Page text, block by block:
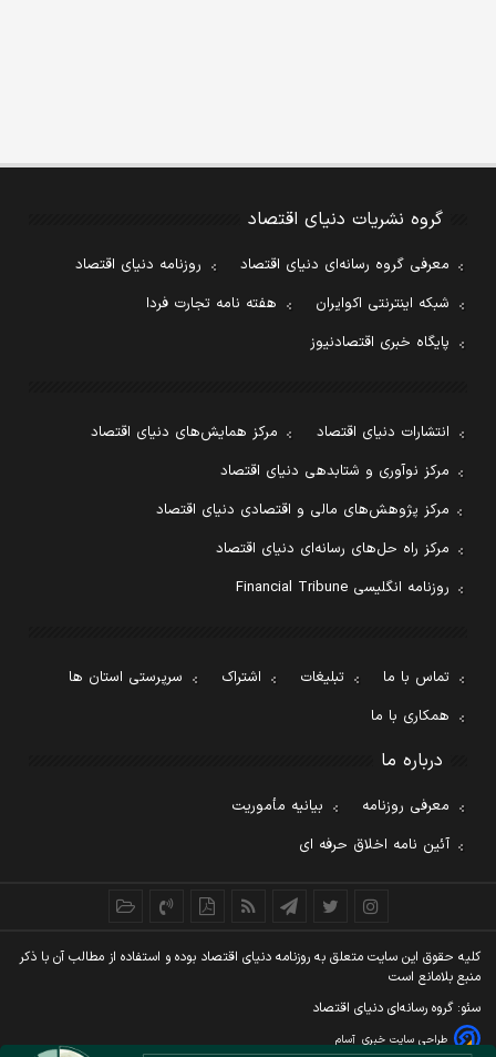
گروه نشریات دنیای اقتصاد
معرفی گروه رسانه‌ای دنیای اقتصاد
روزنامه دنیای اقتصاد
شبکه اینترنتی اکوایران
هفته نامه تجارت فردا
پایگاه خبری اقتصادنیوز
انتشارات دنیای اقتصاد
مرکز همایش‌های دنیای اقتصاد
مرکز نوآوری و شتابدهی دنیای اقتصاد
مرکز پژوهش‌های مالی و اقتصادی دنیای اقتصاد
مرکز راه حل‌های رسانه‌ای دنیای اقتصاد
روزنامه انگلیسی Financial Tribune
تماس با ما تبلیغات اشتراک
سرپرستی استان ها
همکاری با ما
درباره ما
معرفی روزنامه
بیانیه مأموریت
آئین نامه اخلاق حرفه ای
کليه حقوق اين سايت متعلق به روزنامه دنيای اقتصاد بوده و استفاده از مطالب آن با ذکر
منبع بلامانع است
سئو: گروه رسانه‌ای دنیای اقتصاد
طراحی سایت خبری آسام